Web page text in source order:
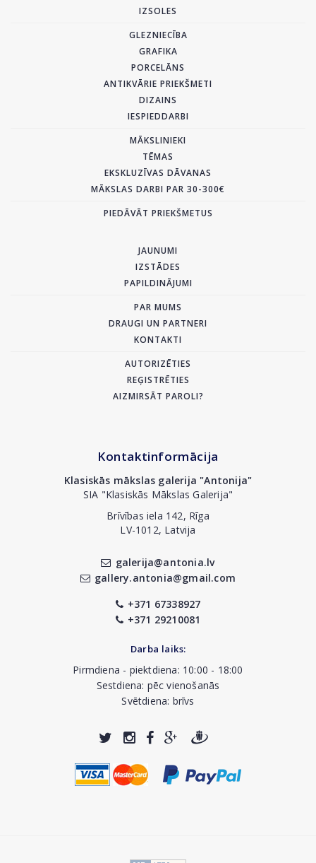
IZSOLES
GLEZNIECĪBA
GRAFIKA
PORCELĀNS
ANTIKVĀRIE PRIEKŠMETI
DIZAINS
IESPIEDDARBI
MĀKSLINIEKI
TĒMAS
EKSKLUZĪVAS DĀVANAS
MĀKSLAS DARBI PAR 30-300€
PIEDĀVĀT PRIEKŠMETUS
JAUNUMI
IZSTĀDES
PAPILDINĀJUMI
PAR MUMS
DRAUGI UN PARTNERI
KONTAKTI
AUTORIZĒTIES
REĢISTRĒTIES
AIZMIRSĀT PAROLI?
Kontaktinformācija
Klasiskās mākslas galerija "Antonija"
SIA "Klasiskās Mākslas Galerija"
Brīvības iela 142, Rīga
LV-1012, Latvija
galerija@antonia.lv
gallery.antonia@gmail.com
+371 67338927
+371 29210081
Darba laiks:
Pirmdiena - piektdiena: 10:00 - 18:00
Sestdiena: pēc vienošanās
Svētdiena: brīvs